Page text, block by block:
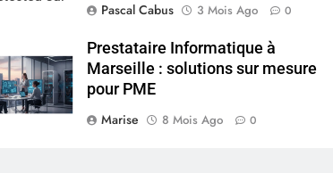
Pascal Cabus
3 Mois Ago 0
Prestataire Informatique à
Marseille : solutions sur mesure
pour PME
Marise
8 Mois Ago 0